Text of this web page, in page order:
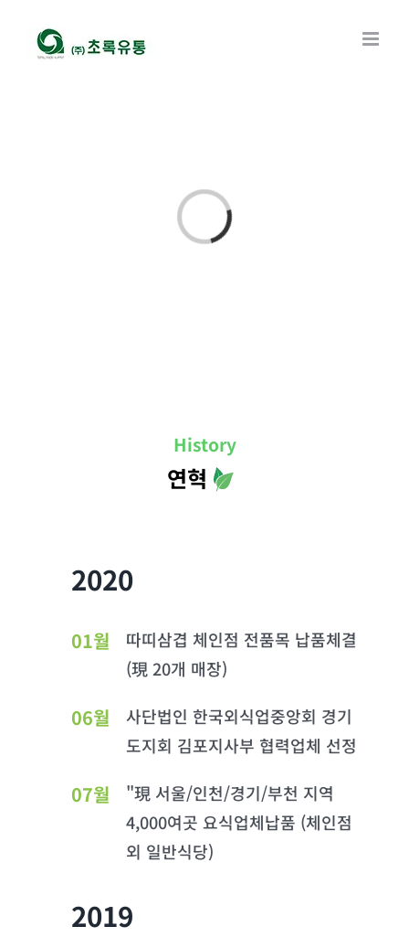
Loading...
History
연혁
2020
01월
따띠삼겹 체인점 전품목 납품체결
(現 20개 매장)
06월
사단법인 한국외식업중앙회 경기
도지회 김포지사부 협력업체 선정
07월
"現 서울/인천/경기/부천 지역
4,000여곳 요식업체납품 (체인점
외 일반식당)
2019